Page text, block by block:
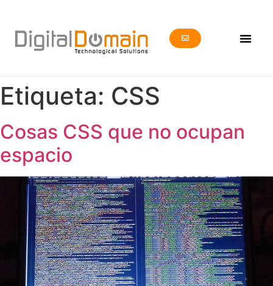
Etiqueta: CSS
Cosas CSS que no ocupan
espacio